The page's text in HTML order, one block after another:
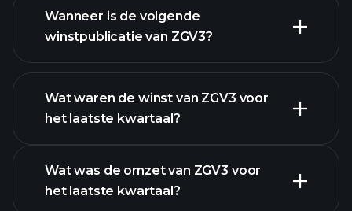
Wanneer is de volgende
winstpublicatie van ZGV3?
Wat waren de winst van ZGV3 voor
het laatste kwartaal?
Wat was de omzet van ZGV3 voor
het laatste kwartaal?